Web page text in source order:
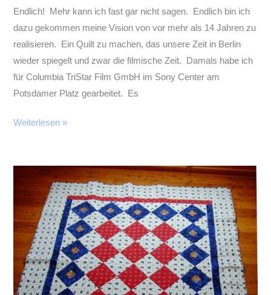
Endlich! Mehr kann ich fast gar nicht sagen. Endlich bin ich
dazu gekommen meine Vision von vor mehr als 14 Jahren zu
realisieren. Ein Quilt zu machen, das unsere Zeit in Berlin
wieder spiegelt und zwar die filmische Zeit. Damals habe ich
für Columbia TriStar Film GmbH im Sony Center am
Potsdamer Platz gearbeitet. Es
Erinnerungen
Weiterlesen »